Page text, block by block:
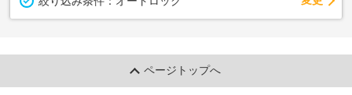
ページトップへ